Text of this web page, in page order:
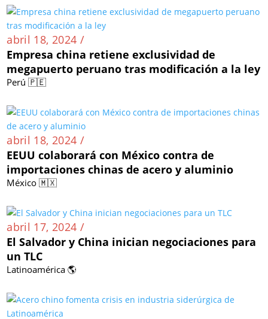
abril 18, 2024 /
Empresa china retiene exclusividad de
megapuerto peruano tras modificación a la ley
Perú 🇵🇪
abril 18, 2024 /
EEUU colaborará con México contra de
importaciones chinas de acero y aluminio
México 🇲🇽
abril 17, 2024 /
El Salvador y China inician negociaciones para
un TLC
Latinoamérica 🌎